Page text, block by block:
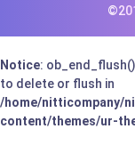
Notice:
to delete or flush in
/home/nitticompany/
content/themes/ur-